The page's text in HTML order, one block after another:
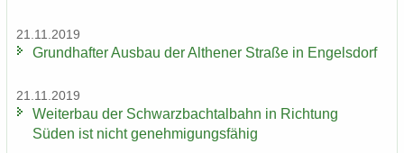
21.11.2019
Grund­haf­ter Aus­bau der Alt­he­ner Stra­ße in En­gels­dorf
21.11.2019
Wei­ter­bau der Schwarz­bach­tal­bahn in Rich­tung
Süden ist nicht ge­neh­mi­gungs­fä­hig